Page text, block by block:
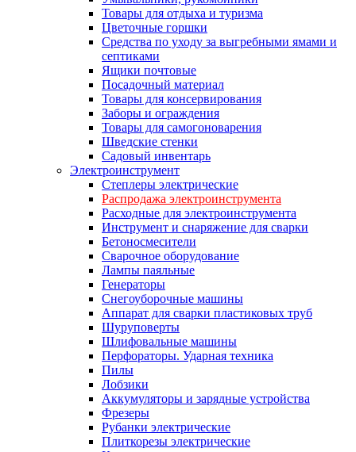
Товары для отдыха и туризма
Цветочные горшки
Средства по уходу за выгребными ямами и
септиками
Ящики почтовые
Посадочный материал
Товары для консервирования
Заборы и ограждения
Товары для самогоноварения
Шведские стенки
Садовый инвентарь
Электроинструмент
Степлеры электрические
Распродажа электроинструмента
Расходные для электроинструмента
Инструмент и снаряжение для сварки
Бетоносмесители
Сварочное оборудование
Лампы паяльные
Генераторы
Снегоуборочные машины
Аппарат для сварки пластиковых труб
Шуруповерты
Шлифовальные машины
Перфораторы. Ударная техника
Пилы
Лобзики
Аккумуляторы и зарядные устройства
Фрезеры
Рубанки электрические
Плиткорезы электрические